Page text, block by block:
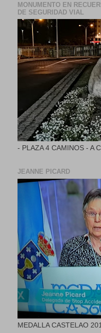
MONUMENTO EN
DE SEGURIDAD VIAL
- PLAZA 4 CAMINOS - A
JEANNE PICARD
MEDALLA CASTELAO